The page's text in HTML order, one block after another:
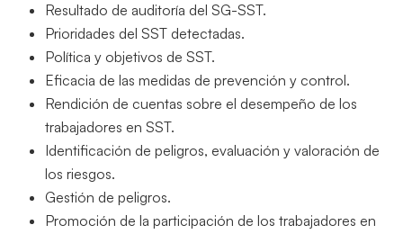
Resultado de auditoría del SG-SST.
Prioridades del SST detectadas.
Política y objetivos de SST.
Eficacia de las medidas de prevención y control.
Rendición de cuentas sobre el desempeño de los
trabajadores en SST.
Identificación de peligros, evaluación y valoración de
los riesgos.
Gestión de peligros.
Promoción de la participación de los trabajadores en